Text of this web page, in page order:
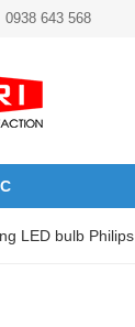
0938 643 568
LED bulb Philips